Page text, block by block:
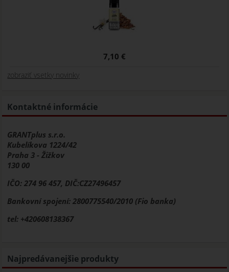
7,10 €
zobraziť vsetky novinky
Kontaktné informácie
GRANTplus s.r.o.
Kubelíkova 1224/42
Praha 3 - Žižkov
130 00
IČO: 274 96 457, DIČ:CZ27496457
Bankovní spojení: 2800775540/2010 (Fio banka)
tel: +420608138367
Najpredávanejšie produkty